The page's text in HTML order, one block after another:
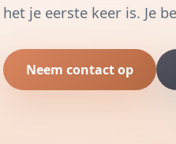
je eerste keer is. Je
Neem contact op